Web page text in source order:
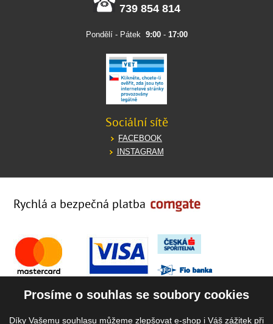
739 854 814
Pondělí - Pátek 9:00- 17:00
Sociální sítě
FACEBOOK
INSTAGRAM
Rychlá a bezpečná platba
Prosíme o souhlas se soubory cookies
Díky Vašemu souhlasu můžeme zlepšovat e-shop i Váš zážitek při